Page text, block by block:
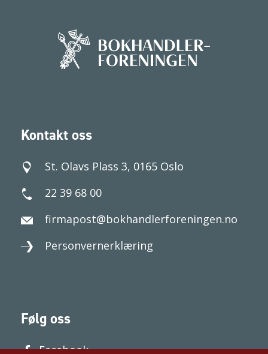
Kontakt oss
St. Olavs Plass 3, 0165 Oslo
22 39 68 00
firmapost@bokhandlerforeningen.no
Personvernerklæring
Følg oss
Facebook